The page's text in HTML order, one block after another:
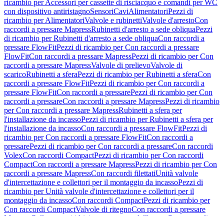
ricambio per Accessori per cassette di risciacquo e comandi per WC
con dispositivo antiristagnoSensoriCaviAlimentatoriPezzi di
ricambio per AlimentatoriValvole e rubinettiValvole d'arrestoCon
raccordi a pressare MapressRubinetti d'arresto a sede obliquaPezzi
di ricambio per Rubinetti d'arresto a sede obliquaCon raccordi a
pressare FlowFitPezzi di ricambio per Con raccordi a pressare
FlowFitCon raccordi a pressare MapressPezzi di ricambio per Con
raccordi a pressare MapressValvole di prelievoValvole di
scaricoRubinetti a sferaPezzi di ricambio per Rubinetti a sferaCon
raccordi a pressare FlowFitPezzi di ricambio per Con raccordi a
pressare FlowFitCon raccordi a pressarePezzi di ricambio per Con
raccordi a pressareCon raccordi a pressare MapressPezzi di ricambio
per Con raccordi a pressare MapressRubinetti a sfera per
l'installazione da incassoPezzi di ricambio per Rubinetti a sfera per
l'installazione da incassoCon raccordi a pressare FlowFitPezzi di
ricambio per Con raccordi a pressare FlowFitCon raccordi a
pressarePezzi di ricambio per Con raccordi a pressareCon raccordi
VolexCon raccordi CompactPezzi di ricambio per Con raccordi
CompactCon raccordi a pressare MapressPezzi di ricambio per Con
raccordi a pressare MapressCon raccordi filettatiUnità valvole
d'intercettazione e collettori per il montaggio da incassoPezzi di
ricambio per Unità valvole d'intercettazione e collettori per il
montaggio da incassoCon raccordi CompactPezzi di ricambio per
Con raccordi CompactValvole di ritegnoCon raccordi a pressare